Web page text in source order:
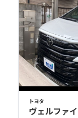
トヨタ
ヴェルファ